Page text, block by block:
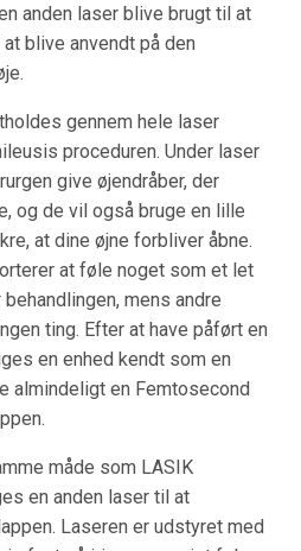
anden laser blive brugt til at
blive anvendt på den
gennem hele laser
proceduren. Under laser
give øjendråber, der
og de vil også bruge en lille
at dine øjne forbliver åbne.
at føle noget som et let
mens andre
ting. Efter at have påført en
en enhed kendt som en
almindeligt en Femtosecond
måde som LASIK
en anden laser til at
Laseren er udstyret med